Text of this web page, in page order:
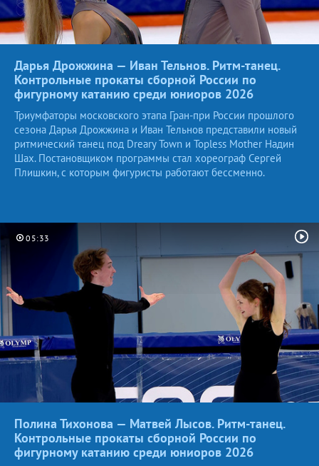
Дарья Дрожжина — Иван Тельнов. Ритм-танец.
Контрольные прокаты сборной России по
фигурному катанию среди юниоров 2026
Триумфаторы московского этапа Гран-при России прошлого
сезона Дарья Дрожжина и Иван Тельнов представили новый
ритмический танец под Dreary Town и Topless Mother Надин
Шах. Постановщиком программы стал хореограф Сергей
Плишкин, с которым фигуристы работают бессменно.
05:33
Полина Тихонова — Матвей Лысов. Ритм-танец.
Контрольные прокаты сборной России по
фигурному катанию среди юниоров 2026